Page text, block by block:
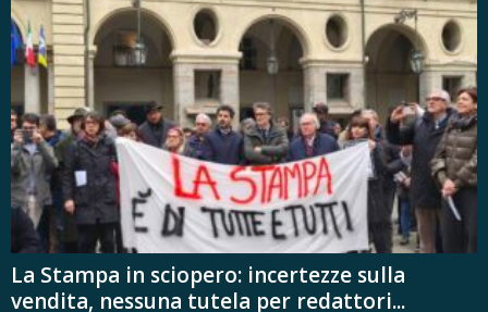
La Stampa in sciopero: incertezze sulla
vendita, nessuna tutela per redattori...